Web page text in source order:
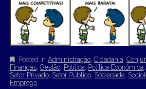
Posted in Administração Cidadania
Finanças Gestão Política Política Econômica
Setor Privado Setor Público Sociedade
Emprego